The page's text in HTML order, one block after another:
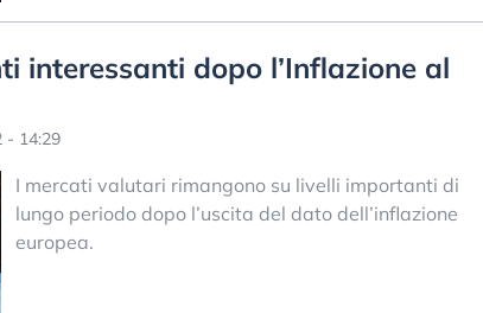
interessanti dopo l’Inflazione al
- 14:29
I mercati valutari rimangono su livelli importanti di
lungo periodo dopo l’uscita del dato dell’inflazione
europea.